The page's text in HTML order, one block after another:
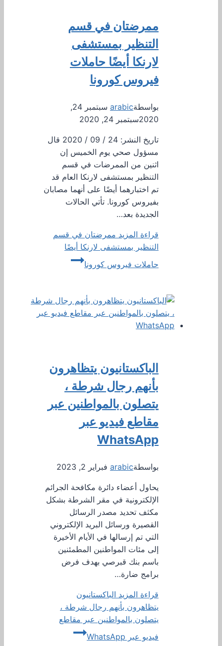
ممرضتان في قسم
التنظير بمستشفى
لارنكا أيضًا حاملات
فيروس كورونا
بواسطةarabic
سبتمبر 24,
2020سبتمبر 24, 2020
تاريخ النشر: 24 / 09 / 2020 قال
مسؤول صحي يوم الخميس إن
اثنين من الممرضات في قسم
التنظير بمستشفى لارنكا العام قد
تم اختبارهما أيضًا على أنهما مصابان
بفيروس كورونا. تأتي الحالات
الجديدة بعد…
قراءة المزيد ممرضتان في قسم
التنظير بمستشفى لارنكا أيضًا
حاملات فيروس كورونا
الباكستانيون يتظاهرون
بأنهم رجال شرطة ،
يتصلون بالمواطنين عبر
مقاطع فيديو عبر
WhatsApp
بواسطةarabic فبراير 2, 2023
يحاول أعضاء دائرة مكافحة الجرائم
الإلكترونية في مقر الشرطة بشكل
مكثف تحديد مصدر الرسائل
القصيرة ورسائل البريد الإلكتروني
التي تم إرسالها في الأيام الأخيرة
إلى مئات المواطنين المطمئنين
باسم بنك قبرصي بهدف فرض
برامج ضارة…
قراءة المزيد الباكستانيون
يتظاهرون بأنهم رجال شرطة ،
يتصلون بالمواطنين عبر مقاطع
فيديو عبر WhatsApp